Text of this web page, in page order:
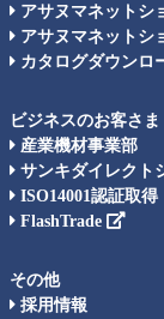
アサヌマネットシ
アサヌマネットシ
カタログダウンロ
ビジネスのお客さま
産業機材事業部
サンキダイレクト
ISO14001認証取得
FlashTrade
その他
採用情報